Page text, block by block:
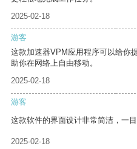
2025-02-18
游客
这款加速器VPM应用程序可以给你
助你在网络上自由移动。
2025-02-18
游客
这款软件的界面设计非常简洁，一目
2025-02-18